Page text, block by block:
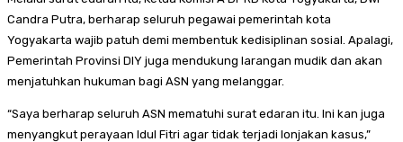
Candra Putra, berharap seluruh pegawai pemerintah kota
Yogyakarta wajib patuh demi membentuk kedisiplinan sosial. Apalagi,
Pemerintah Provinsi DIY juga mendukung larangan mudik dan akan
menjatuhkan hukuman bagi ASN yang melanggar.
“Saya berharap seluruh ASN mematuhi surat edaran itu. Ini kan juga
menyangkut perayaan Idul Fitri agar tidak terjadi lonjakan kasus,”